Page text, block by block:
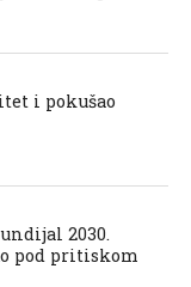
i pokušao
2030.
pod pritiskom